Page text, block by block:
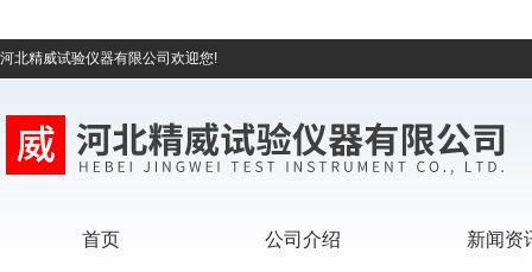
河北精威试验仪器有限公司欢迎您!
首页 公司介绍 新闻资